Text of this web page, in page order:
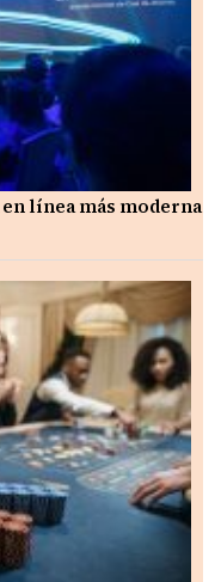
línea más moderna